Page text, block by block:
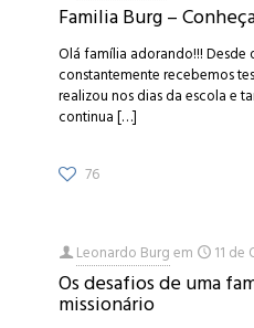
Familia Burg –
Olá família adorando!!! Desde
constantemente recebemos
realizou nos dias da escola e
continua[…]
76
Leonardo Burgem 11 de
Os desafios de uma
missionário